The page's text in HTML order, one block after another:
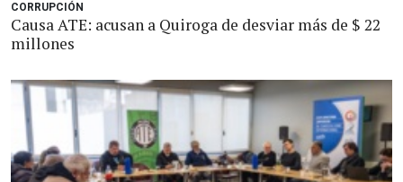
CORRUPCIÓN
Causa ATE: acusan a Quiroga de desviar más de $ 22
millones